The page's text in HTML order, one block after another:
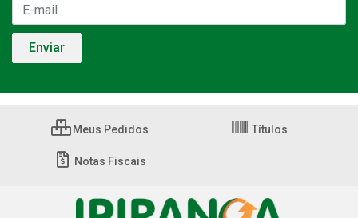
Meus Pedidos Títulos
Notas Fiscais